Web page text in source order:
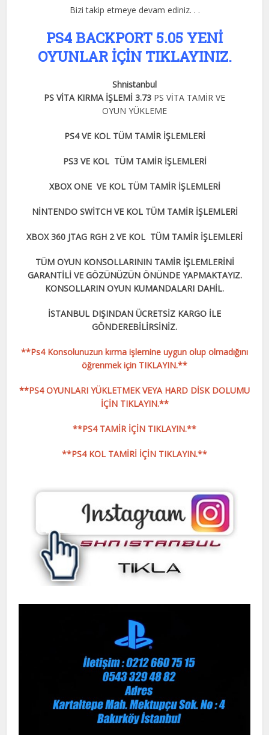
Bizi takip etmeye devam ediniz. . .
PS4 BACKPORT 5.05 YENİ
OYUNLAR İÇİN TIKLAYINIZ.
Shnistanbul
PS VİTA KIRMA İŞLEMİ 3.73 PS VİTA TAMİR VE
OYUN YÜKLEME
PS4 VE KOL TÜM TAMİR İŞLEMLERİ
PS3 VE KOL TÜM TAMİR İŞLEMLERİ
XBOX ONE VE KOL TÜM TAMİR İŞLEMLERİ
NİNTENDO SWİTCH VE KOL TÜM TAMİR İŞLEMLERİ
XBOX 360 JTAG RGH 2 VE KOL TÜM TAMİR İŞLEMLERİ
TÜM OYUN KONSOLLARININ TAMİR İŞLEMLERİNİ
GARANTİLİ VE GÖZÜNÜZÜN ÖNÜNDE YAPMAKTAYIZ.
KONSOLLARIN OYUN KUMANDALARI DAHİL.
İSTANBUL DIŞINDAN ÜCRETSİZ KARGO İLE
GÖNDEREBİLİRSİNİZ.
**Ps4 Konsolunuzun kırma işlemine uygun olup olmadığını
öğrenmek için TIKLAYIN.**
**PS4 OYUNLARI YÜKLETMEK VEYA HARD DİSK DOLUMU
İÇİN TIKLAYIN.**
**PS4 TAMİR İÇİN TIKLAYIN.**
**PS4 KOL TAMİRİ İÇİN TIKLAYIN.**